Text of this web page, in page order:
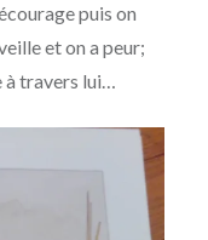
puis on
et on a peur;
à travers lui…